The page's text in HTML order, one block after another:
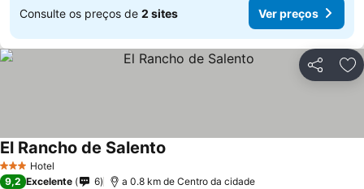
Consulte os preços de 2 sites Ver preços
Partilhar
3 EstrelasHotel
El Rancho de Salento
9,2 Excelente 6 a 0.8 km de Centro da cidade